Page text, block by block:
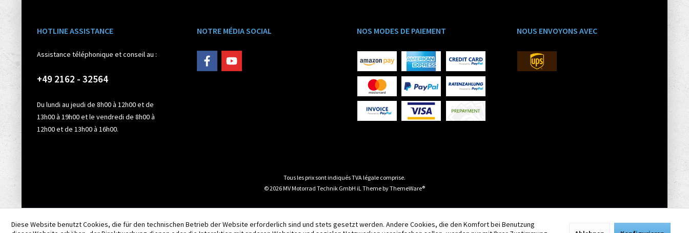
HOTLINE ASSISTANCE
Assistance téléphonique et conseil au :
+49 2162 - 32564
Du lundi au jeudi de 8h00 à 12h00 et de
13h00 à 19h00 et le vendredi de 8h00 à
12h00 et de 13h00 à 16h00.
NOTRE MÉDIA SOCIAL NOS MODES DE PAIEMENT NOUS ENVOYONS AVEC
Tous les prix sont indiqués TVA légale comprise.
© 2026 MV Motorrad Technik GmbH iL Theme byThemeWare®
Diese Website benutzt Cookies, die für den technischen Betrieb der Website erforderlich sind und stets gesetzt werden. Andere Cookies, die den Komfort bei Benutzung